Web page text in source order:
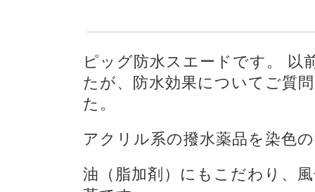
ピッグ防水スエードです。 以
たが、防水効果についてご質
た。
アクリル系の撥水薬品を染色
油（脂加剤）にもこだわり、